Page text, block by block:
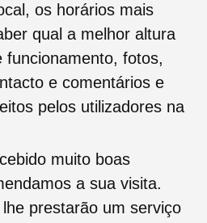
os horários mais
qual a melhor altura
funcionamento, fotos,
e comentários e
pelos utilizadores na
muito boas
a sua visita.
prestarão um serviço